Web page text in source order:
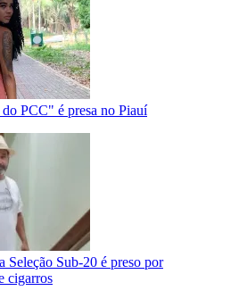
PCC" é presa no Piauí
Seleção Sub-20 é preso por
cigarros